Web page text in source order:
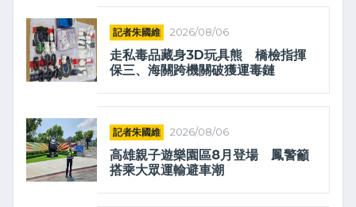
記者朱國維 2026/08/06
走私毒品藏身3D玩具熊 橋檢指揮
保三、海關跨機關破獲運毒鏈
記者朱國維 2026/08/06
高雄親子遊樂園區8月登場 鳳警籲
搭乘大眾運輸避車潮